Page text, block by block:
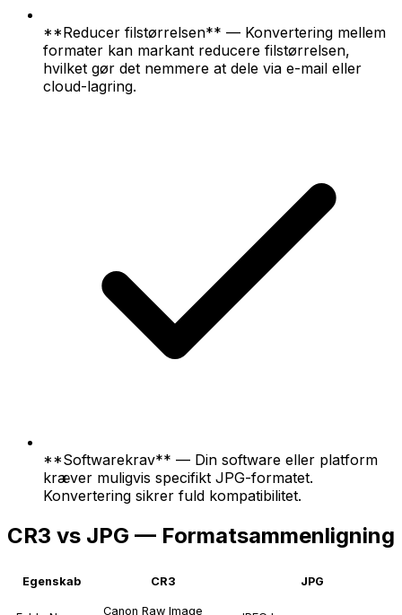
**Reducer filstørrelsen** — Konvertering mellem
formater kan markant reducere filstørrelsen,
hvilket gør det nemmere at dele via e-mail eller
cloud-lagring.
**Softwarekrav** — Din software eller platform
kræver muligvis specifikt JPG-formatet.
Konvertering sikrer fuld kompatibilitet.
CR3 vs JPG — Formatsammenligning
Egenskab CR3 JPG
Canon Raw Image